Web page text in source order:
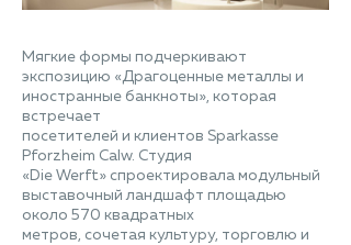
Мягкие формы подчеркивают
экспозицию «Драгоценные металлы и
иностранные банкноты», которая
встречает
посетителей и клиентов Sparkasse
Pforzheim Calw. Студия
«Die Werft» спроектировала модульный
выставочный ландшафт площадью
около 570 квадратных
метров, сочетая культуру, торговлю и